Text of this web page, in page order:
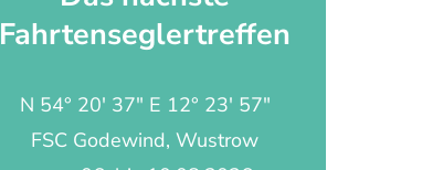
Fahrtenseglertreffen
N 54° 20' 37" E 12° 23' 57"
FSC Godewind, Wustrow